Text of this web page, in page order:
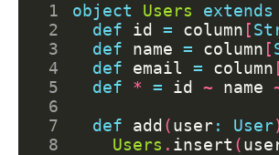
1 object Users extends
2
def id = column [
3
def name = column [
4
def email = column
5
def * = id ~ name
6
7
def add (user: User
8
Users . insert (